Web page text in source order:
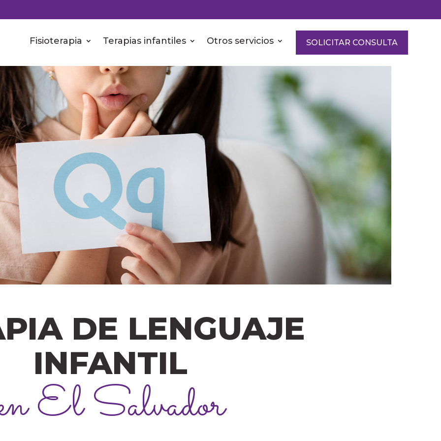
Fisioterapia Terapias infantiles Otros servicios SOLICITAR CONSULTA
DE LENGUAJE
INFANTIL
El Salvador